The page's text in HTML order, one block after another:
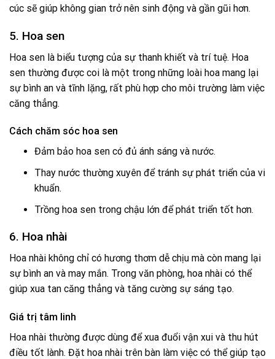
cúc sẽ giúp không gian trở nên sinh động và gần gũi hơn.
5. Hoa sen
Hoa sen là biểu tượng của sự thanh khiết và trí tuệ. Hoa
sen thường được coi là một trong những loài hoa mang lại
sự bình an và tĩnh lặng, rất phù hợp cho môi trường làm việc
căng thẳng.
Cách chăm sóc hoa sen
Đảm bảo hoa sen có đủ ánh sáng và nước.
Thay nước thường xuyên để tránh sự phát triển của vi
khuẩn.
Trồng hoa sen trong chậu lớn để phát triển tốt hơn.
6. Hoa nhài
Hoa nhài không chỉ có hương thơm dễ chịu mà còn mang lại
sự bình an và may mắn. Trong văn phòng, hoa nhài có thể
giúp xua tan căng thẳng và tăng cường sự sáng tạo.
Giá trị tâm linh
Hoa nhài thường được dùng để xua đuổi vận xui và thu hút
điều tốt lành. Đặt hoa nhài trên bàn làm việc có thể giúp tạo